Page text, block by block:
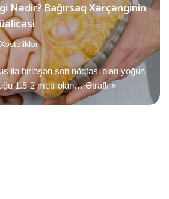
Nədir? Bağırsaq Xərçənginin
Xəstəliklər
ilə birləşən son nöqtəsi olan yoğun
1.5-2 metr olan…Ətraflı »